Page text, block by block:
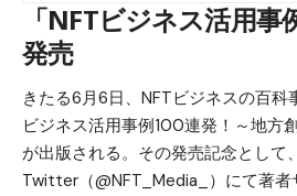
「NFTビジネス活用事
発売
きたる6月6日、NFTビジネスの百科
ビジネス活用事例100連発！～地方
が出版される。その発売記念として
Twitter（@NFT_Media_ ）にて著